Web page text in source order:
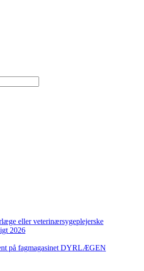
eller veterinærsygeplejerske
2026
på fagmagasinet DYRLÆGEN